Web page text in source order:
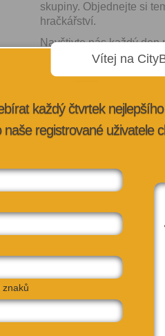
skupiny. Objednejte si
hračkářství.
Navštivte nás každý
sbírky hraček všech
VÍCE
Vítej na
každý čtvrtek
naše registrované uživatele
znaků